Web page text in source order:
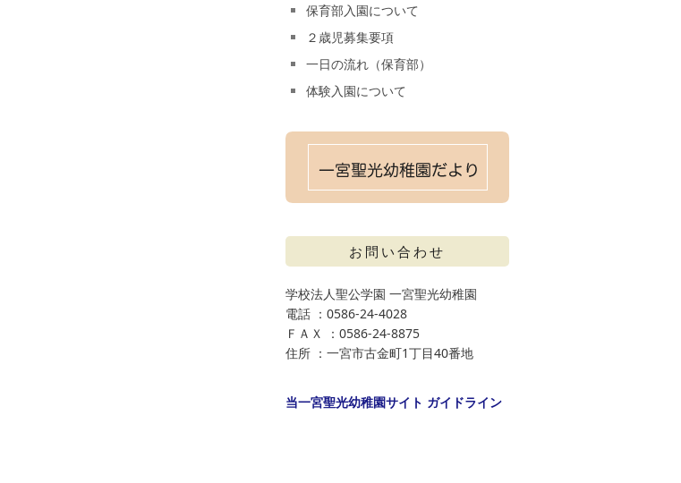
保育部入園について
２歳児募集要項
一日の流れ（保育部）
体験入園について
お問い合わせ
学校法人聖公学園 一宮聖光幼稚園
電話 ：0586-24-4028
ＦＡＸ ：0586-24-8875
住所 ：一宮市古金町1丁目40番地
当一宮聖光幼稚園サイト ガイドライン